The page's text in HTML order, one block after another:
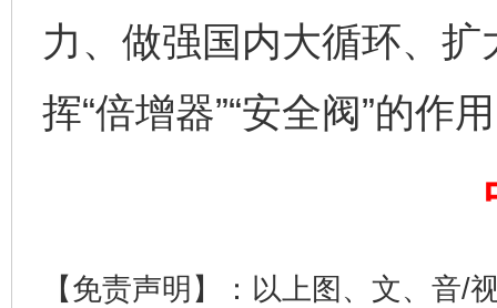
力、做强国内大循环、
挥“倍增器”“安全阀”的作
【免责声明】：以上图、文、音/